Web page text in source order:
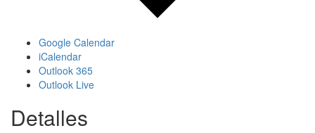
Google Calendar
iCalendar
Outlook 365
Outlook Live
Detalles